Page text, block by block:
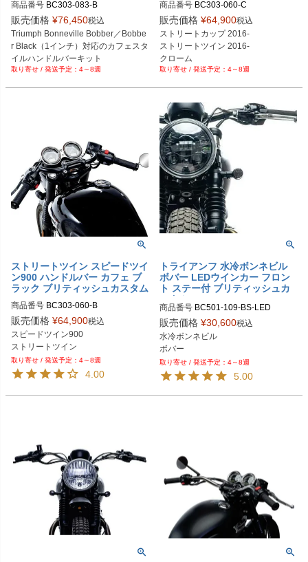
商品番号 BC303-083-B
販売価格 ¥76,450税込
Triumph Bonneville Bobber／Bobbe
r Black（1インチ）対応のカフェスタ
イルハンドルバーキット
4～8週
商品番号 BC303-060-C
販売価格 ¥64,900税込
ストリートカップ 2016-
ストリートツイン 2016-
クローム
4～8週
ストリートツイン スピードツイ
ン900 ハンドルバー カフェ ブ
ラック ブリティッシュカスタム
商品番号 BC303-060-B
販売価格 ¥64,900税込
スピードツイン900
ストリートツイン
4～8週
4.00
トライアンフ 水冷ボンネビル
ボバー LEDウインカー フロン
ト ステー付 ブリティッシュカ
スタム
商品番号 BC501-109-BS-LED
販売価格 ¥30,600税込
水冷ボンネビル
ボバー
4～8週
5.00